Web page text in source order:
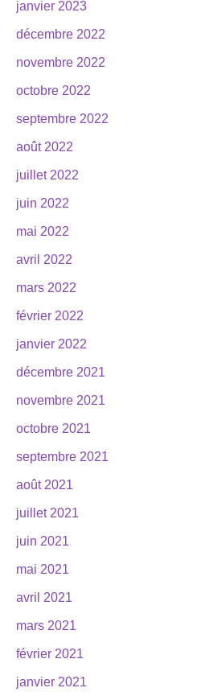
janvier 2023
décembre 2022
novembre 2022
octobre 2022
septembre 2022
août 2022
juillet 2022
juin 2022
mai 2022
avril 2022
mars 2022
février 2022
janvier 2022
décembre 2021
novembre 2021
octobre 2021
septembre 2021
août 2021
juillet 2021
juin 2021
mai 2021
avril 2021
mars 2021
février 2021
janvier 2021